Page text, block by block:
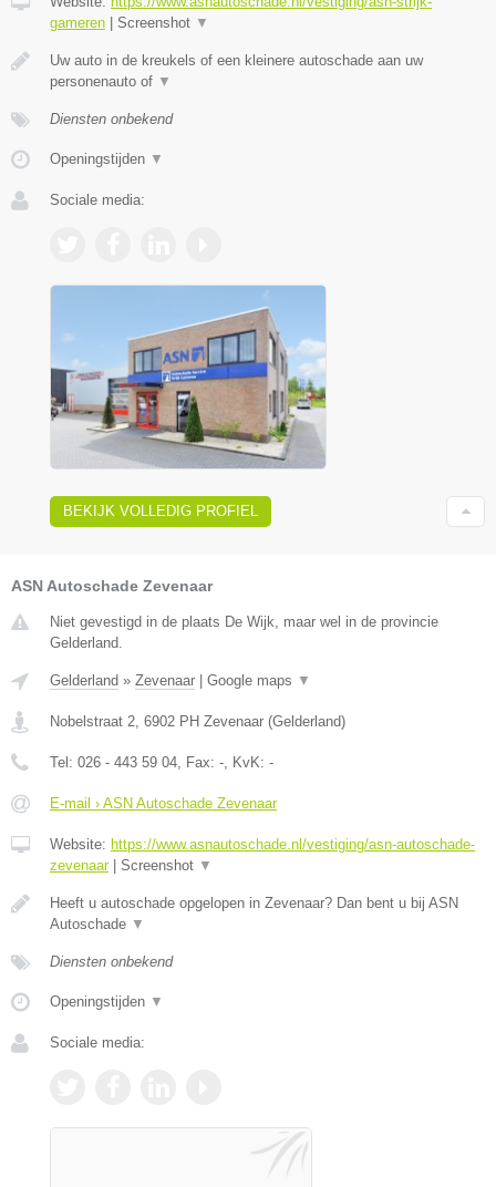
gameren
Screenshot ▼
Uw auto in de kreukels of een kleinere autoschade aan uw
personenauto of ▼
Diensten onbekend
Openingstijden ▼
Sociale media:
BEKIJK VOLLEDIG PROFIEL
ASN Autoschade Zevenaar
Niet gevestigd in de plaats De Wijk, maar wel in de provincie
Gelderland.
Gelderland » Zevenaar Google maps ▼
Nobelstraat 2, 6902 PH Zevenaar (Gelderland)
Tel: 026 - 443 59 04, Fax: -, KvK: -
E-mail › ASN Autoschade Zevenaar
Website: https://www.asnautoschade.nl/vestiging/asn-autoschade-
zevenaar| Screenshot ▼
Heeft u autoschade opgelopen in Zevenaar? Dan bent u bij ASN
Autoschade ▼
Diensten onbekend
Openingstijden ▼
Sociale media: